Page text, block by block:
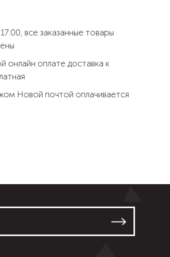
все заказанные товары
онлайн оплате доставка к
Новой почтой оплачивается